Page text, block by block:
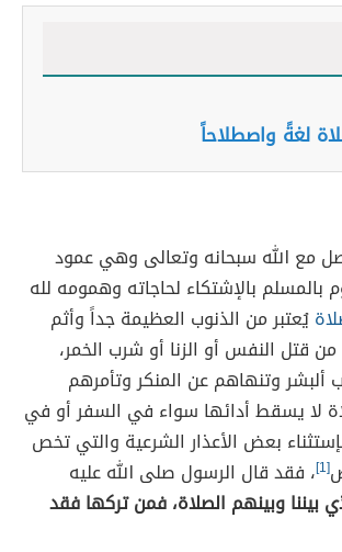
لغةً واصطلاحاً
مع الله سبحانه وتعالى وهي عمود
بالمسلم بالإشتكاء لحاجاته وهمومه لله
يُعتبر من الذنوب العظيمة جداً وأثم
قتل النفس أو الزنا أو شرب الخمر،
ألبشر وتنهاهم عن المنكر وتأمرهم
لا يسقط أدائها سواء في السفر أو في
بعض الأعذار الشرعية والتي تخص
[1] ، فقد قال الرسول صلى الله عليه
بيننا وبينهم الصلاة، فمن تركها فقد